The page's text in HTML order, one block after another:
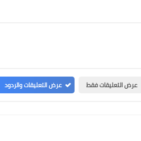
عرض التعليقات فقط عرض التعليقات والردود